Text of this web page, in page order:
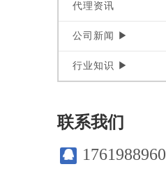
代理资讯
公司新闻 ▶
行业知识 ▶
联系我们
1761988960